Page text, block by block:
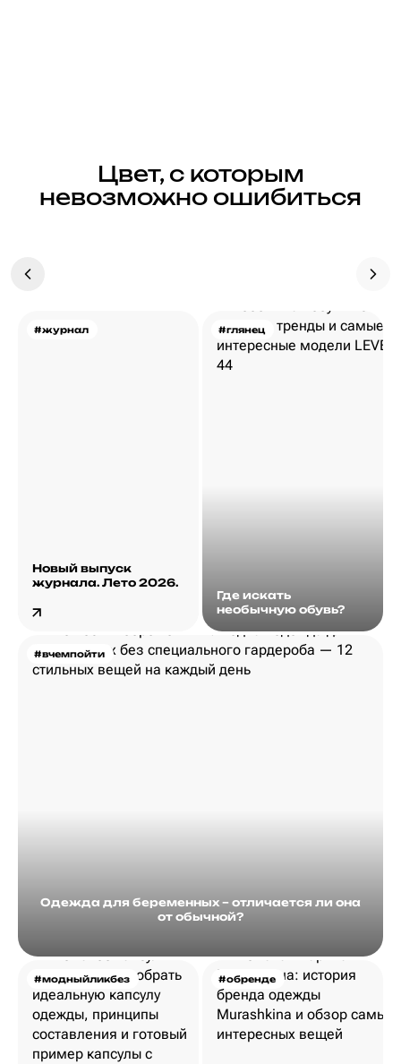
Цвет, с которым
невозможно ошибиться
#журнал
Новый выпуск
журнала. Лето 2026.
#глянец
Где искать
необычную обувь?
#вчемпойти
Одежда для беременных – отличается ли она
от обычной?
#модныйликбез #обренде